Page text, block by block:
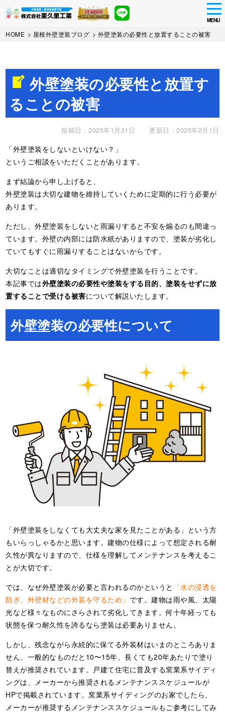
Skip
MENU
HOME > 屋根外壁塗装ブログ > 外壁塗装の必要性と放置することの被害
外壁塗装の必要性と放置す
ることの被害
投稿日：2025年1月31日 更新日：2025年2月1日
「外壁塗装をしないといけない？」
というご相談をいただくことがあります。
まず結論から申し上げると、
外壁塗装は大切な建物を維持していくために定期的に行う必要が
あります。
ただし、外壁塗装をしないと雨漏りすると不安を煽るのも間違っ
ています。外壁の内部には防水紙がありますので、塗装が劣化し
ていてもすぐに雨漏りすることはないからです。
大切なことは適切なタイミングで外壁塗装を行うことです。
本記事では外壁塗装の必要性や塗装をする目的、塗装をせずに放
置することで受ける被害について解説いたします。
外壁塗装の必要性について
「外壁塗装をしなくても大丈夫な家を見たことがある」という方
もいらっしゃるかと思います。建物の仕様によって想定される耐
久性が異なりますので、仕様を理解してメンテナンスを考えるこ
とが大切です。
では、なぜ外壁塗装が必要と言われるのかというと 「水の浸透を
防ぎ、外壁材などの外装を守るため」 です。建物は雨や風、太陽
光など様々なものにさらされて劣化してきます。何十年経っても
状態を保つ耐久性を誇るなら塗装は必要ありません。
しかし、残念ながら永続的に保てる外装材はいまのところありま
せん。一般的なものだと10〜15年、長くても20年あたりで塗り
替えが推奨されています。戸建て住宅に普及する窯業系サイディ
ングは、メーカーから推奨されるメンテナンススケジュールが
HPで掲載されています。窯業系サイディングのお家でしたら、
メーカーが推奨するメンテナンススケジュールもご参考にしてみ